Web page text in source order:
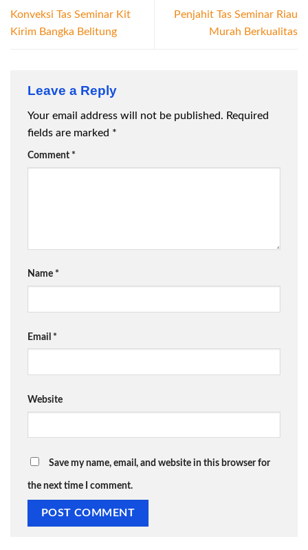
Konveksi Tas Seminar Kit
Kirim Bangka Belitung
Penjahit Tas Seminar Riau
Murah Berkualitas
Leave a Reply
Your email address will not be published. Required
fields are marked *
Comment *
Name *
Email *
Website
Save my name, email, and website in this browser for
the next time I comment.